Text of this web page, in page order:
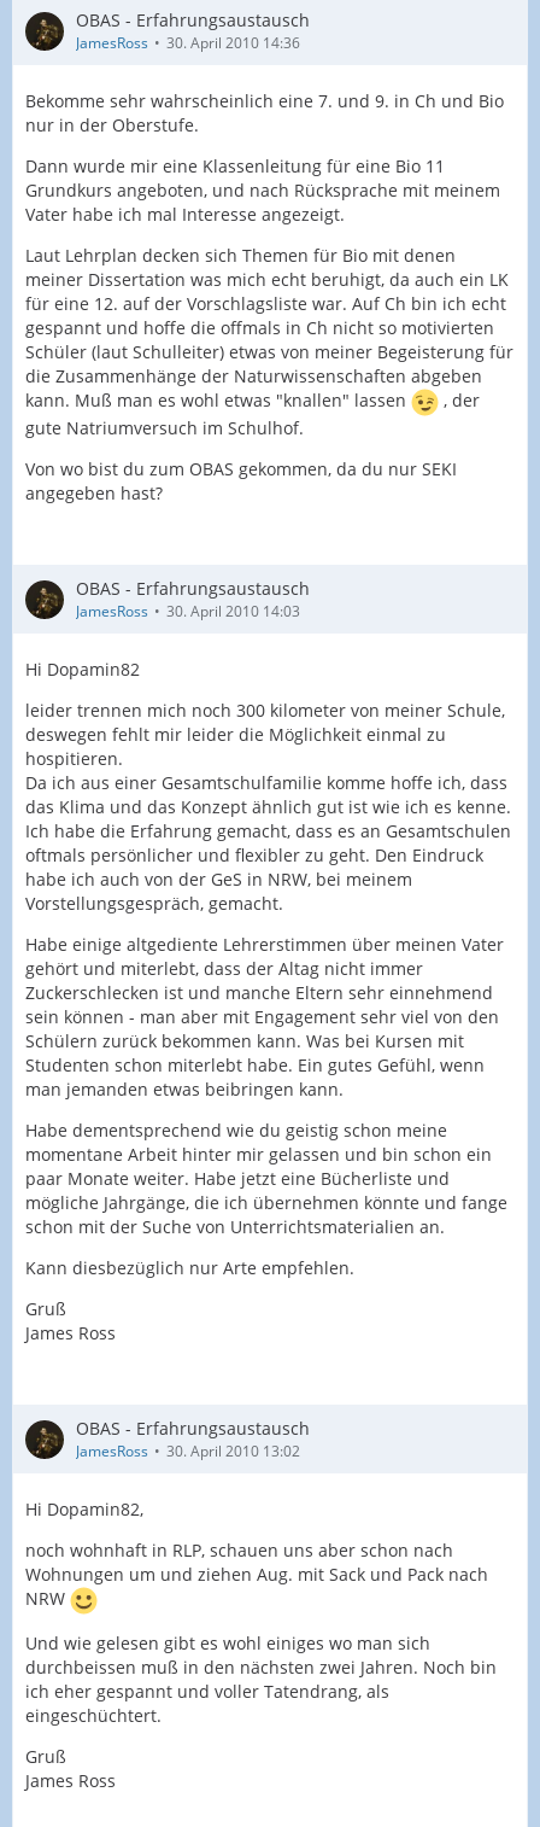
OBAS - Erfahrungsaustausch
JamesRoss 30. April 2010 14:36
Bekomme sehr wahrscheinlich eine 7. und 9. in Ch und Bio
nur in der Oberstufe.
Dann wurde mir eine Klassenleitung für eine Bio 11
Grundkurs angeboten, und nach Rücksprache mit meinem
Vater habe ich mal Interesse angezeigt.
Laut Lehrplan decken sich Themen für Bio mit denen
meiner Dissertation was mich echt beruhigt, da auch ein LK
für eine 12. auf der Vorschlagsliste war. Auf Ch bin ich echt
gespannt und hoffe die offmals in Ch nicht so motivierten
Schüler (laut Schulleiter) etwas von meiner Begeisterung für
die Zusammenhänge der Naturwissenschaften abgeben
kann. Muß man es wohl etwas "knallen" lassen
, der
gute Natriumversuch im Schulhof.
Von wo bist du zum OBAS gekommen, da du nur SEKI
angegeben hast?
OBAS - Erfahrungsaustausch
JamesRoss 30. April 2010 14:03
Hi Dopamin82
leider trennen mich noch 300 kilometer von meiner Schule,
deswegen fehlt mir leider die Möglichkeit einmal zu
hospitieren.
Da ich aus einer Gesamtschulfamilie komme hoffe ich, dass
das Klima und das Konzept ähnlich gut ist wie ich es kenne.
Ich habe die Erfahrung gemacht, dass es an Gesamtschulen
oftmals persönlicher und flexibler zu geht. Den Eindruck
habe ich auch von der GeS in NRW, bei meinem
Vorstellungsgespräch, gemacht.
Habe einige altgediente Lehrerstimmen über meinen Vater
gehört und miterlebt, dass der Altag nicht immer
Zuckerschlecken ist und manche Eltern sehr einnehmend
sein können - man aber mit Engagement sehr viel von den
Schülern zurück bekommen kann. Was bei Kursen mit
Studenten schon miterlebt habe. Ein gutes Gefühl, wenn
man jemanden etwas beibringen kann.
Habe dementsprechend wie du geistig schon meine
momentane Arbeit hinter mir gelassen und bin schon ein
paar Monate weiter. Habe jetzt eine Bücherliste und
mögliche Jahrgänge, die ich übernehmen könnte und fange
schon mit der Suche von Unterrichtsmaterialien an.
Kann diesbezüglich nur Arte empfehlen.
Gruß
James Ross
OBAS - Erfahrungsaustausch
JamesRoss 30. April 2010 13:02
Hi Dopamin82,
noch wohnhaft in RLP, schauen uns aber schon nach
Wohnungen um und ziehen Aug. mit Sack und Pack nach
NRW
Und wie gelesen gibt es wohl einiges wo man sich
durchbeissen muß in den nächsten zwei Jahren. Noch bin
ich eher gespannt und voller Tatendrang, als
eingeschüchtert.
Gruß
James Ross